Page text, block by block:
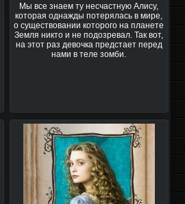
Мы все знаем ту несчастную Алису,
которая однажды потерялась в мире,
о существовании которого на планете
Земля никто и не подозревал. Так вот,
на этот раз девочка предстает перед
нами в теле зомби.